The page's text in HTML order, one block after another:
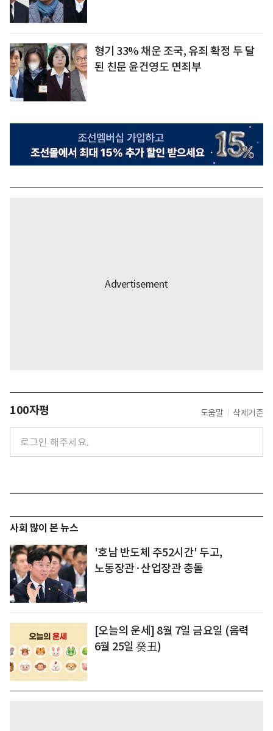
형기 33% 채운 조국, 유죄 확정 두 달
된 친문 윤건영도 면죄부
100자평 도움말 삭제기준
사회 많이 본 뉴스
'호남 반도체 주52시간' 두고,
노동장관·산업장관 충돌
[오늘의 운세] 8월 7일 금요일 (음력
6월 25일 癸丑)